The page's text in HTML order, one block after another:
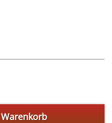
Warenkorb